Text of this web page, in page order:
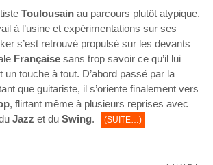
Toulousain au parcours plutôt atypique.
à l’usine et expérimentations sur ses
s’est retrouvé propulsé sur les devants
Française sans trop savoir ce qu’il lui
un touche à tout. D’abord passé par la
que guitariste, il s’oriente finalement vers
, flirtant même à plusieurs reprises avec
Jazz et du Swing. (SUITE…)